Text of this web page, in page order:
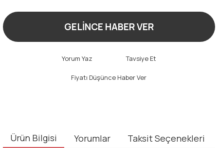
GELİNCE HABER VER
Yorum Yaz Tavsiye Et
Fiyatı Düşünce Haber Ver
Ürün Bilgisi Yorumlar Taksit Seçenekleri